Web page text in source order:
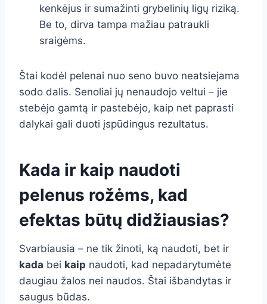
kenkėjus ir sumažinti grybelinių ligų riziką.
Be to, dirva tampa mažiau patraukli
sraigėms.
Štai kodėl pelenai nuo seno buvo neatsiejama
sodo dalis. Senoliai jų nenaudojo veltui – jie
stebėjo gamtą ir pastebėjo, kaip net paprasti
dalykai gali duoti įspūdingus rezultatus.
Kada ir kaip naudoti
pelenus rožėms, kad
efektas būtų didžiausias?
Svarbiausia – ne tik žinoti, ką naudoti, bet ir
kada bei kaip naudoti, kad nepadarytumėte
daugiau žalos nei naudos. Štai išbandytas ir
saugus būdas.